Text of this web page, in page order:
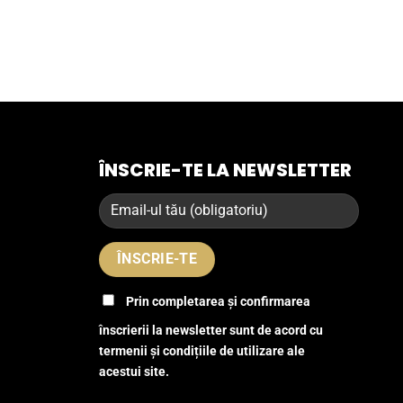
ÎNSCRIE-TE LA NEWSLETTER
Prin completarea și confirmarea
înscrierii la newsletter sunt de acord cu
termenii și condițiile de utilizare ale
acestui site.